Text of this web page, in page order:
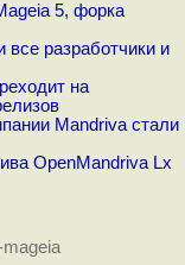
5, форка
разработчики и
на
Mandriva стали
OpenMandriva Lx
mageia